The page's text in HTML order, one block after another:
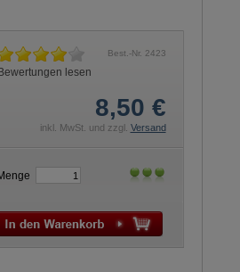
Best.-Nr. 2423
Bewertungen lesen
8,50 €
inkl. MwSt. und zzgl. Versand